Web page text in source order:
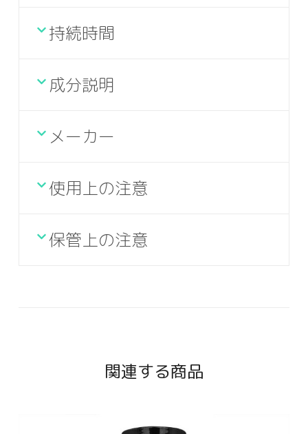
持続時間
成分説明
メーカー
使用上の注意
保管上の注意
関連する商品